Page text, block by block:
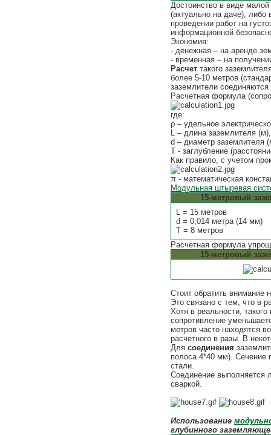
Достоинство в виде
(актуально на даче), либо
проведении работ на
информационной
Экономия:
- денежная – на аренде
- временная – на
Расчет такого
более 5-10 метров
заземлители
Расчетная формула
где:
ρ – удельное
L – длина заземлителя (м),
d – диаметр заземлителя
T - заглубление
Как правило, с учетом
π - математическая
Модульная штыревая
15-метровый
L = 15 метров
d = 0,014 метра (14 мм)
T = 8 метров
Расчетная формула
15-метровый
Стоит обратить внимание
Это связано с тем, что в
Хотя в реальности,
сопротивление
метров часто находятся
расчетного в разы. В
Для соединения
полоса 4*40 мм). Сечение
стали.
Соединение выполняется
сваркой.
Использование
глубинного